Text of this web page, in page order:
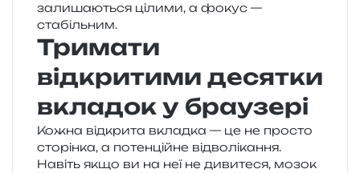
зали­ша­ю­ться ціли­ми, а фокус —
стабільним.
Тримати
відкритими десятки
вкладок у браузері
Кожна від­кри­та вклад­ка — це не про­сто
сто­рін­ка, а потен­цій­не від­во­лі­ка­н­ня.
Навіть якщо ви на неї не диви­те­ся, мозок